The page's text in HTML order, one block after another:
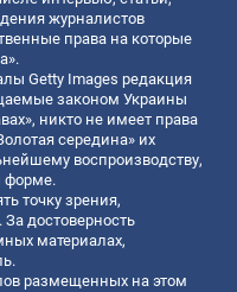
журналистов
права на которые
Getty Images редакция
законом Украины
никто не имеет права
середина» их
воспроизводству,
форме.
точку зрения,
достоверность
материалах,
размещенных на этом